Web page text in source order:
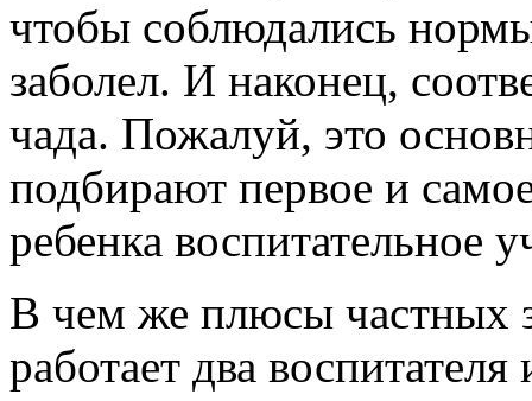
чтобы соблюдались
заболел. И наконец,
чада. Пожалуй, это
подбирают первое и
ребенка воспитательное
В чем же плюсы частных
работает два